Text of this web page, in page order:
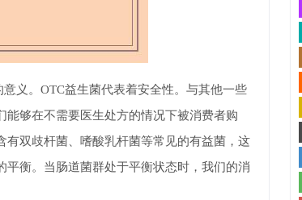
义。OTC益生菌代表着安全性。与其他一些
够在不需要医生处方的情况下被消费者购
双歧杆菌、嗜酸乳杆菌等常见的有益菌，这
衡。当肠道菌群处于平衡状态时，我们的消